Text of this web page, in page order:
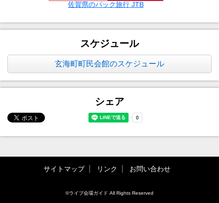
佐賀県のパック旅行 JTB
スケジュール
玄海町町民会館のスケジュール
シェア
サイトマップ リンク お問い合わせ
©ライブ会場ガイド All Rights Reserved